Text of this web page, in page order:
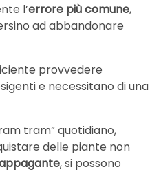
l’errore più comune,
ad abbandonare
provvedere
e necessitano di una
tram” quotidiano,
delle piante non
, si possono